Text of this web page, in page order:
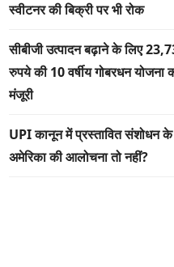
स्वीटनर की बिक्री पर भी रोक
सीबीजी उत्पादन बढ़ाने के लिए
रुपये की 10 वर्षीय गोबरधन योजना
मंजूरी
UPI कानून में प्रस्तावित संशोधन
अमेरिका की आलोचना तो नहीं?